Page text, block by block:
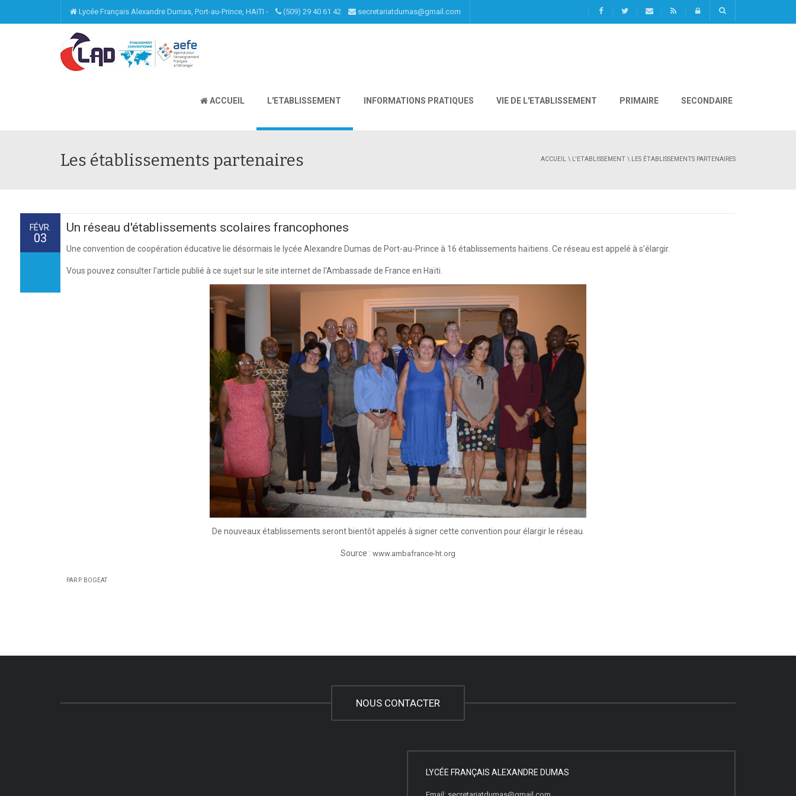
Lycée Français Alexandre Dumas, Port-au-Prince, HAïTI - (509) 29 40 61 42 secretariatdumas@gmail.com
ACCUEIL L'ETABLISSEMENT INFORMATIONS PRATIQUES VIE DE L'ETABLISSEMENT PRIMAIRE SECONDAIRE
Les établissements partenaires ACCUEIL \ L'ETABLISSEMENT \ LES ÉTABLISSEMENTS PARTENAIRES
Un réseau d'établissements scolaires francophones
Une convention de coopération éducative lie désormais le lycée Alexandre Dumas de Port-au-Prince à 16 établissements haïtiens. Ce réseau est appelé à s’élargir.
Vous pouvez consulter l'article publié à ce sujet sur le site internet de l'Ambassade de France en Haïti.
De nouveaux établissements seront bientôt appelés à signer cette convention pour élargir le réseau.
Source : www.ambafrance-ht.org
PAR P. BOGEAT
FÉVR.
03
NOUS CONTACTER
LYCÉE FRANÇAIS ALEXANDRE DUMAS